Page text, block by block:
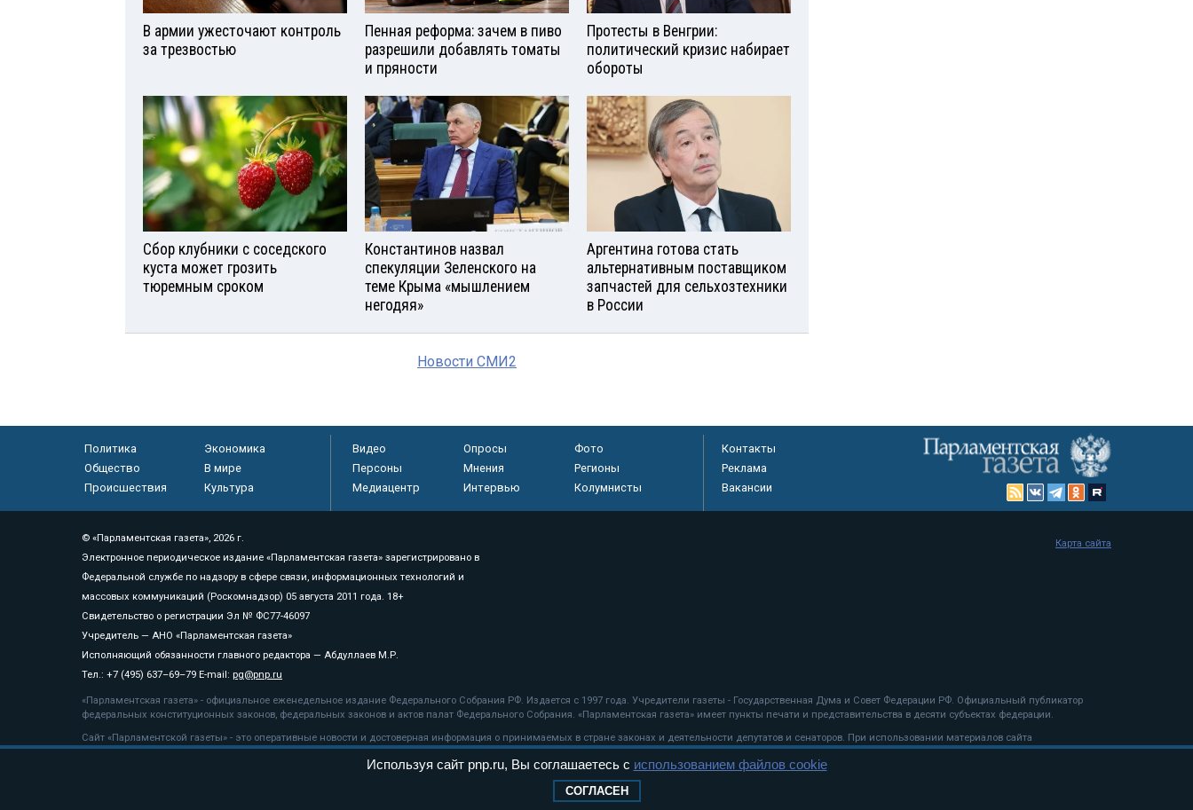
В армии ужесточают контроль
за трезвостью
Пенная реформа: зачем в пиво
разрешили добавлять томаты
и пряности
Протесты в Венгрии:
политический кризис набирает
обороты
Сбор клубники с соседского
куста может грозить
тюремным сроком
Константинов назвал
спекуляции Зеленского на
теме Крыма «мышлением
негодяя»
Аргентина готова стать
альтернативным поставщиком
запчастей для сельхозтехники
в России
Новости СМИ2
Политика
Экономика
Общество
В мире
Происшествия
Культура
Видео Опросы
Фото
Персоны
Мнения
Регионы
Медиацентр
Интервью Колумнисты
Контакты
Реклама
Вакансии
© «Парламентская газета», 2026 г.
Электронное периодическое издание «Парламентская газета» зарегистрировано в
Федеральной службе по надзору в сфере связи, информационных технологий и
массовых коммуникаций (Роскомнадзор) 05 августа 2011 года. 18+
Свидетельство о регистрации Эл № ФС77-46097
Учредитель — АНО «Парламентская газета»
Исполняющий обязанности главного редактора — Абдуллаев М.Р.
Тел.: +7 (495) 637–69–79 E-mail: pg@pnp.ru
«Парламентская газета» - официальное еженедельное издание Федерального Собрания РФ. Издается с 1997 года. Учредители газеты - Государственная Дума и Совет Федерации РФ. Официальный публикатор
федеральных конституционных законов, федеральных законов и актов палат Федерального Собрания. «Парламентская газета» имеет пункты печати и представительства в десяти субъектах федерации.
Сайт «Парламентской газеты» - это оперативные новости и достоверная информация о принимаемых в стране законах и деятельности депутатов и сенаторов. При использовании материалов сайта
«Парламентской газеты» активная ссылка на pnp.ru обязательна.
рекомендательные технологии
Карта сайта
Используя сайт pnp.ru, Вы соглашаетесь с использованием файлов cookie
СОГЛАСЕН